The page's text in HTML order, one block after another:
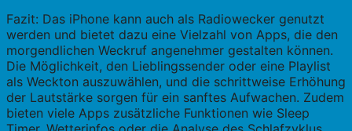
Fazit: Das iPhone kann auch als Radiowecker genutzt
werden und bietet dazu eine Vielzahl von Apps, die den
morgendlichen Weckruf angenehmer gestalten können.
Die Möglichkeit, den Lieblingssender oder eine Playlist
als Weckton auszuwählen, und die schrittweise Erhöhung
der Lautstärke sorgen für ein sanftes Aufwachen. Zudem
bieten viele Apps zusätzliche Funktionen wie Sleep